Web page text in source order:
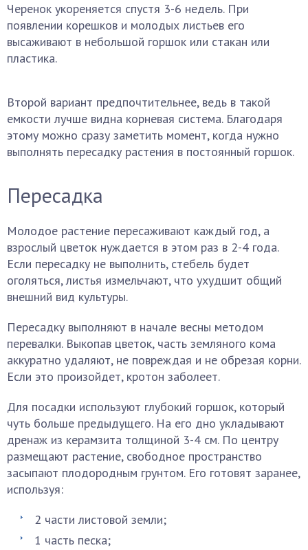
Черенок укореняется спустя 3-6 недель. При
появлении корешков и молодых листьев его
высаживают в небольшой горшок или стакан или
пластика.
Второй вариант предпочтительнее, ведь в такой
емкости лучше видна корневая система. Благодаря
этому можно сразу заметить момент, когда нужно
выполнять пересадку растения в постоянный горшок.
Пересадка
Молодое растение пересаживают каждый год, а
взрослый цветок нуждается в этом раз в 2-4 года.
Если пересадку не выполнить, стебель будет
оголяться, листья измельчают, что ухудшит общий
внешний вид культуры.
Пересадку выполняют в начале весны методом
перевалки. Выкопав цветок, часть земляного кома
аккуратно удаляют, не повреждая и не обрезая корни.
Если это произойдет, кротон заболеет.
Для посадки используют глубокий горшок, который
чуть больше предыдущего. На его дно укладывают
дренаж из керамзита толщиной 3-4 см. По центру
размещают растение, свободное пространство
засыпают плодородным грунтом. Его готовят заранее,
используя:
2 части листовой земли;
1 часть песка;